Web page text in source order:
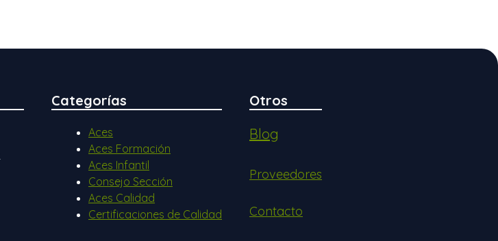
Categorías
Aces
Aces Formación
Aces Infantil
Consejo Sección
Aces Calidad
Certificaciones de Calidad
Otros
Blog
Proveedores
Contacto